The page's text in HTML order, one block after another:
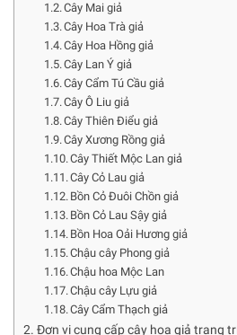
Cây Mai giả
Cây Hoa Trà giả
Cây Hoa Hồng giả
Cây Lan Ý giả
Cây Cẩm Tú Cầu giả
Cây Ô Liu giả
Cây Thiên Điểu giả
Cây Xương Rồng giả
Cây Thiết Mộc Lan giả
Cây Cỏ Lau giả
Bồn Cỏ Đuôi Chồn giả
Bồn Cỏ Lau Sậy giả
Bồn Hoa Oải Hương giả
Chậu cây Phong giả
Chậu hoa Mộc Lan
Chậu cây Lựu giả
Cây Cẩm Thạch giả
Đơn vị cung cấp cây hoa giả trang